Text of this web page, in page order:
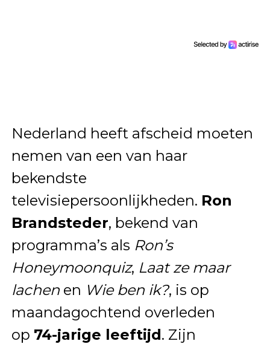
Nederland heeft afscheid moeten
nemen van een van haar
bekendste
televisiepersoonlijkheden. Ron
Brandsteder, bekend van
programma’s als Ron’s
Honeymoonquiz, Laat ze maar
lachenen Wie ben ik?, is op
maandagochtend overleden
op 74-jarige leeftijd. Zijn